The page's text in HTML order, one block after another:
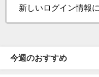
新しいログイン情報
今週のおすすめ